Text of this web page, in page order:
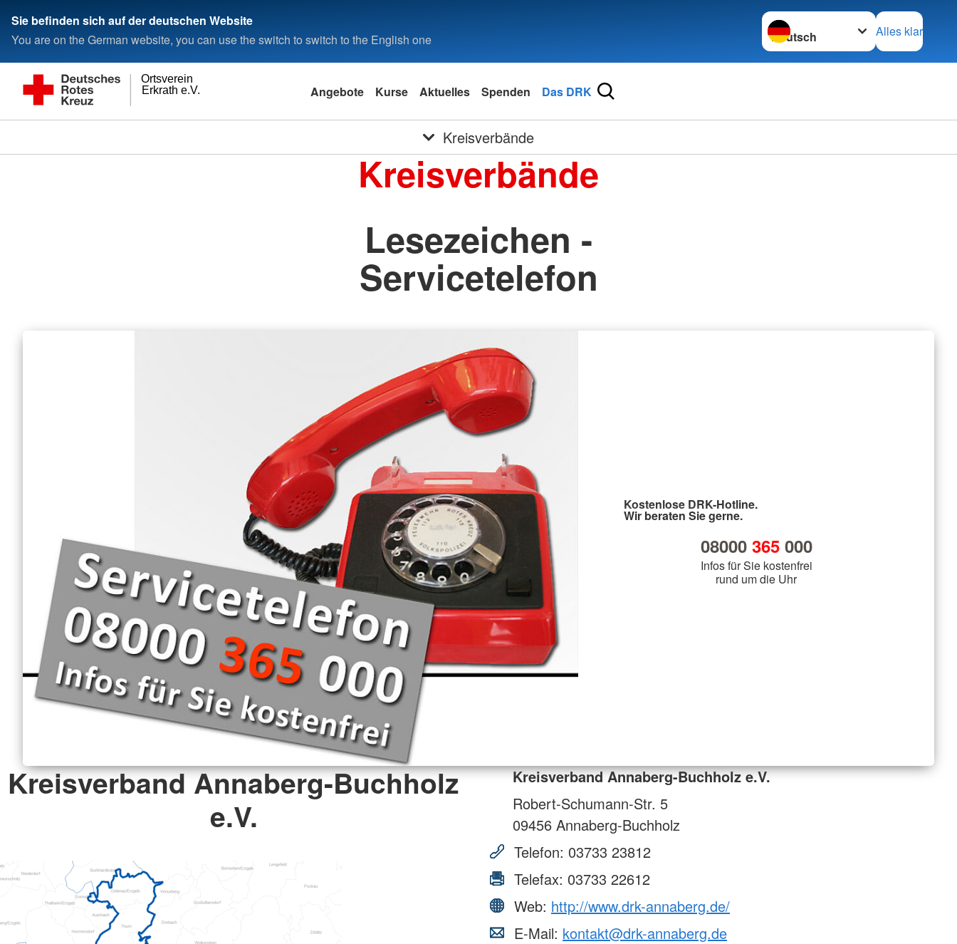
Sie befinden sich auf der deutschen Website
You are on the German website, you can use the switch to switch to the English one
Sprache wechseln zu
Alles klar
Erkrath e.V.
Ortsverein
Angebote Kurse Aktuelles Spenden Das DRK
Kreisverbände
Kreisverbände
Lesezeichen -
Servicetelefon
Kostenlose DRK-Hotline.
Wir beraten Sie gerne.
08000 365000
Infos für Sie kostenfrei
rund um die Uhr
Kreisverband Annaberg-Buchholz
e.V.
Kreisverband Annaberg-Buchholz e.V.
Robert-Schumann-Str. 5
09456 Annaberg-Buchholz
Telefon: 03733 23812
Telefax: 03733 22612
Web: http://www.drk-annaberg.de/
E-Mail: kontakt@drk-annaberg.de